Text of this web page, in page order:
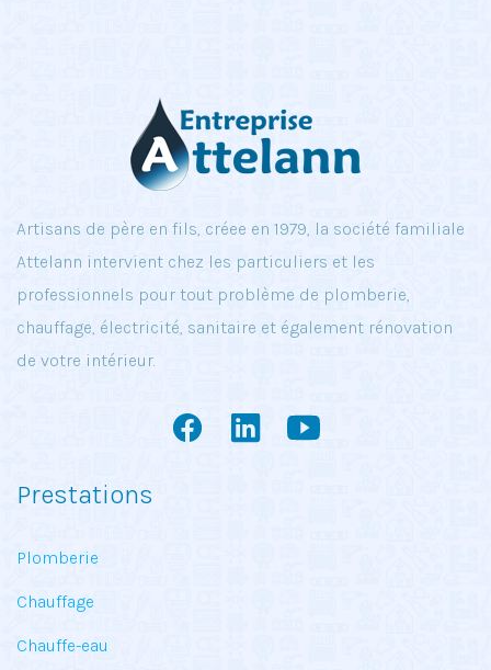
Artisans de père en fils, créee en 1979, la société familiale
Attelann intervient chez les particuliers et les
professionnels pour tout problème de plomberie,
chauffage, électricité, sanitaire et également rénovation
de votre intérieur.
Prestations
Plomberie
Chauffage
Chauffe-eau